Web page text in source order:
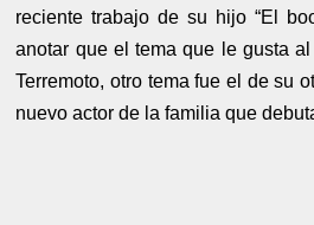
reciente trabajo de su hijo “El
anotar que el tema que le gusta
Terremoto, otro tema fue el de su
nuevo actor de la familia que